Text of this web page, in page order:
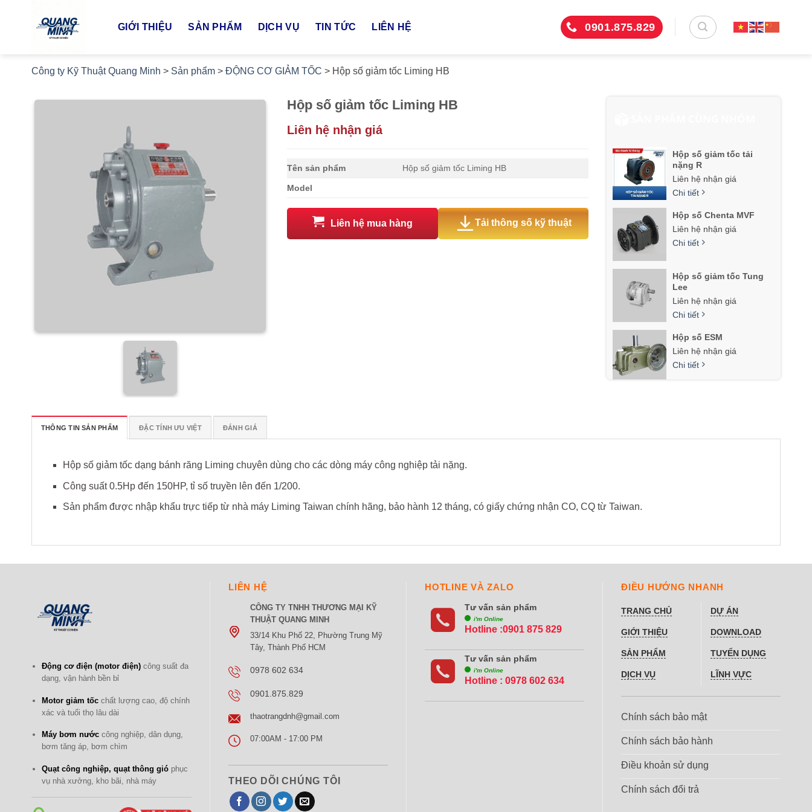
GIỚI THIỆU SẢN PHẨM DỊCH VỤ TIN TỨC LIÊN HỆ 0901.875.829
Công ty Kỹ Thuật Quang Minh > Sản phẩm > ĐỘNG CƠ GIẢM TỐC > Hộp số giảm tốc Liming HB
Hộp số giảm tốc Liming HB
Liên hệ nhận giá
Tên sản phẩm Hộp số giảm tốc Liming HB
Model
Liên hệ mua hàng Tải thông số kỹ thuật
Hộp số giảm tốc tải
nặng R
Liên hệ nhận giá
Chi tiết
Hộp số Chenta MVF
Liên hệ nhận giá
Chi tiết
Hộp số giảm tốc Tung
Lee
Liên hệ nhận giá
Chi tiết
Hộp số ESM
Liên hệ nhận giá
Chi tiết
THÔNG TIN SẢN PHẨM ĐẶC TÍNH ƯU VIỆT ĐÁNH GIÁ
Hộp số giảm tốc dạng bánh răng Liming chuyên dùng cho các dòng máy công nghiệp tải nặng.
Công suất 0.5Hp đến 150HP, tỉ số truyền lên đến 1/200.
Sản phẩm được nhập khẩu trực tiếp từ nhà máy Liming Taiwan chính hãng, bảo hành 12 tháng, có giấy chứng nhận CO, CQ từ Taiwan.
Động cơ điện (motor điện)công suất đa
dạng, vận hành bền bỉ
Motor giảm tốcchất lượng cao, độ chính
xác và tuổi thọ lâu dài
Máy bơm nướccông nghiệp, dân dụng,
bơm tăng áp, bơm chìm
Quạt công nghiệp, quạt thông gióphục
vụ nhà xưởng, kho bãi, nhà máy
LIÊN HỆ
CÔNG TY TNHH THƯƠNG MẠI KỸ
THUẬT QUANG MINH
33/14 Khu Phố 22, Phường Trung Mỹ
Tây, Thành Phố HCM
0978 602 634
0901.875.829
thaotrangdnh@gmail.com
07:00AM - 17:00 PM
THEO DÕI CHÚNG TÔI
HOTLINE VÀ ZALO
Tư vấn sản phẩm
i'm Online
Hotline :0901 875 829
Tư vấn sản phẩm
i'm Online
Hotline : 0978 602 634
ĐIỀU HƯỚNG NHANH
TRANG CHỦ
GIỚI THIỆU
SẢN PHẨM
DỊCH VỤ
DỰ ÁN
DOWNLOAD
TUYỂN DỤNG
LĨNH VỰC
Chính sách bảo mật
Chính sách bảo hành
Điều khoản sử dụng
Chính sách đổi trả